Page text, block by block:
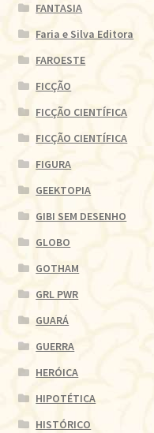
FANTASIA
Faria e Silva Editora
FAROESTE
FICÇÃO
FICÇÃO CIENTÍFICA
FICÇÃO CIENTÍFICA
FIGURA
GEEKTOPIA
GIBI SEM DESENHO
GLOBO
GOTHAM
GRL PWR
GUARÁ
GUERRA
HERÓICA
HIPOTÉTICA
HISTÓRICO